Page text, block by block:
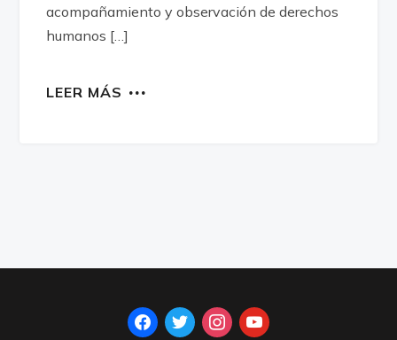
acompañamiento y observación de derechos
humanos […]
LEER MÁS
facebooktwitterinstagram
youtube